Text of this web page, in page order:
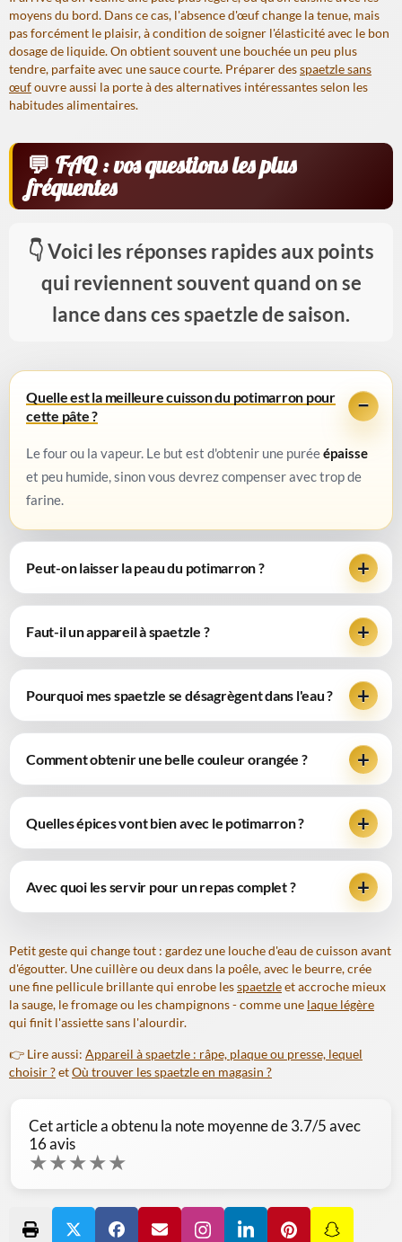
moyens du bord. Dans ce cas, l'absence d'œuf change la tenue, mais
pas forcément le plaisir, à condition de soigner l'élasticité avec le bon
dosage de liquide. On obtient souvent une bouchée un peu plus
tendre, parfaite avec une sauce courte. Préparer desspaetzle sans
œufouvre aussi la porte à des alternatives intéressantes selon les
habitudes alimentaires.
FAQ : vos questions les plus
fréquentes
Voici les réponses rapides aux points
qui reviennent souvent quand on se
lance dans ces spaetzle de saison.
Quelle est la meilleure cuisson du potimarron pour
cette pâte ?
Le four ou la vapeur. Le but est d'obtenir une puréeépaisse
et peu humide, sinon vous devrez compenser avec trop de
farine.
Peut-on laisser la peau du potimarron ?
Faut-il un appareil à spaetzle ?
Pourquoi mes spaetzle se désagrègent dans l'eau ?
Comment obtenir une belle couleur orangée ?
Quelles épices vont bien avec le potimarron ?
Avec quoi les servir pour un repas complet ?
Petit geste qui change tout : gardez une louche d'eau de cuisson avant
d'égoutter. Une cuillère ou deux dans la poêle, avec le beurre, crée
une fine pellicule brillante qui enrobe lesspaetzleet accroche mieux
la sauge, le fromage ou les champignons - comme une laque légère
qui finit l'assiette sans l'alourdir.
👉 Lire aussi: Appareil à spaetzle : râpe, plaque ou presse, lequel
choisir ?etOù trouver les spaetzle en magasin ?
Cet article a obtenu la note moyenne de3.7/5 avec
16avis
★★★★★